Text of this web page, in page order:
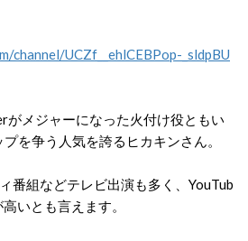
channel/UCZf__ehlCEBPop-_sldpBU
がメジャーになった火付け役ともい
を争う人気を誇るヒカキンさん。
番組などテレビ出演も多く、 YouTub
いとも言えます。